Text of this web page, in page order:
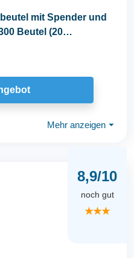
mit Spender und
Beutel (20
Mehr anzeigen ⏷
8,9/10
noch gut
★★★